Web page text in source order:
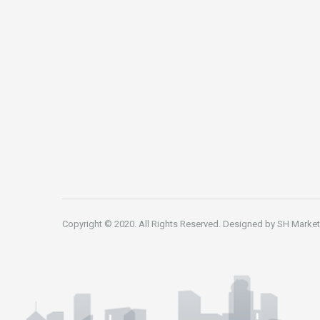
Copyright © 2020. All Rights Reserved. Designed by SH